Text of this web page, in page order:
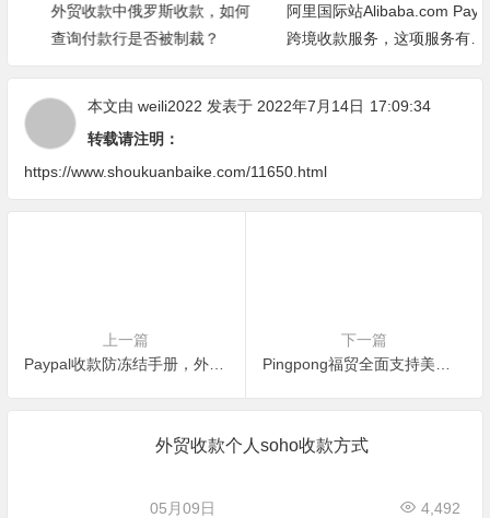
外贸收款中俄罗斯收款，如何
查询付款行是否被制裁？
阿里国际站Alibaba.com Pay
跨境收款服务，这项服务有什
么特点？
本文由 weili2022 发表于 2022年7月14日 17:09:34
转载请注明：
https://www.shoukuanbaike.com/11650.html
上一篇
Paypal收款防冻结手册，外贸新手必读
下一篇
外贸收款个人soho收款方式
05月09日 4,492